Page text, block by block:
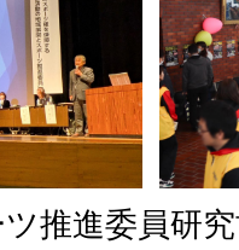
推進委員研